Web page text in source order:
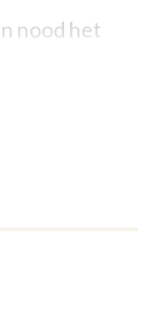
nood het
met
en